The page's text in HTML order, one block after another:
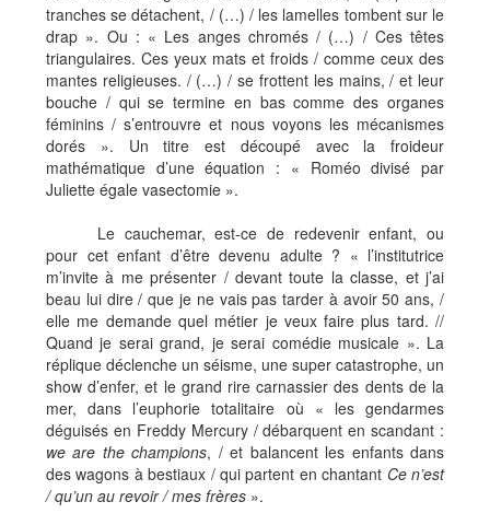
tranches se détachent, / (…) / les lamelles tombent sur le
drap ». Ou : « Les anges chromés / (…) / Ces têtes
triangulaires. Ces yeux mats et froids / comme ceux des
mantes religieuses. / (…) / se frottent les mains, / et leur
bouche / qui se termine en bas comme des organes
féminins / s’entrouvre et nous voyons les mécanismes
dorés ». Un titre est découpé avec la froideur
mathématique d’une équation : « Roméo divisé par
Juliette égale vasectomie ».
Le cauchemar, est-ce de redevenir enfant, ou
pour cet enfant d’être devenu adulte ? « l’institutrice
m’invite à me présenter / devant toute la classe, et j’ai
beau lui dire / que je ne vais pas tarder à avoir 50 ans, /
elle me demande quel métier je veux faire plus tard. //
Quand je serai grand, je serai comédie musicale ». La
réplique déclenche un séisme, une super catastrophe, un
show d’enfer, et le grand rire carnassier des dents de la
mer, dans l’euphorie totalitaire où « les gendarmes
déguisés en Freddy Mercury / débarquent en scandant :
we are the champions, / et balancent les enfants dans
des wagons à bestiaux / qui partent en chantant Ce n’est
/ qu’un au revoir / mes frères ».